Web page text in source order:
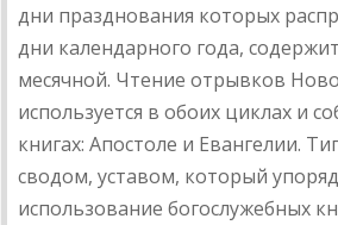
дни празднования которых
дни календарного года,
месячной. Чтение отрывков
используется в обоих циклах и
книгах: Апостоле и Евангелии.
сводом, уставом, который
использование богослужебных